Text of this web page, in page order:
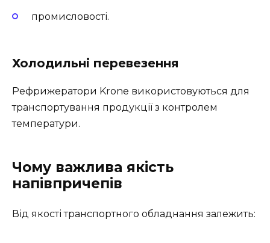
промисловості.
Холодильні перевезення
Рефрижератори Krone використовуються для
транспортування продукції з контролем
температури.
Чому важлива якість
напівпричепів
Від якості транспортного обладнання залежить: